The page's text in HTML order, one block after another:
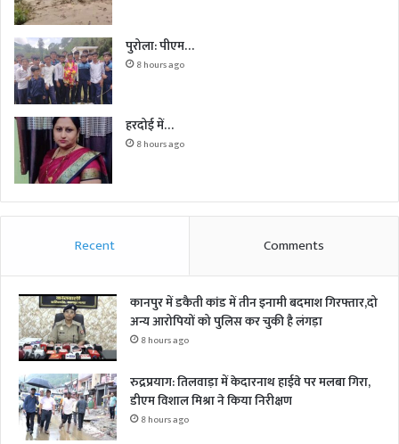
पुरोला: पीएम…
8 hours ago
हरदोई में…
8 hours ago
Recent Comments
कानपुर में डकैती कांड में तीन इनामी बदमाश गिरफ्तार,दो
अन्य आरोपियों को पुलिस कर चुकी है लंगड़ा
8 hours ago
रुद्रप्रयाग: तिलवाड़ा में केदारनाथ हाईवे पर मलबा गिरा,
डीएम विशाल मिश्रा ने किया निरीक्षण
8 hours ago